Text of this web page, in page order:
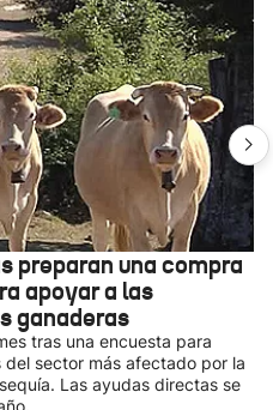
preparan una compra
apoyar a las
ganaderas
tras una encuesta para
sector más afectado por la
Las ayudas directas se